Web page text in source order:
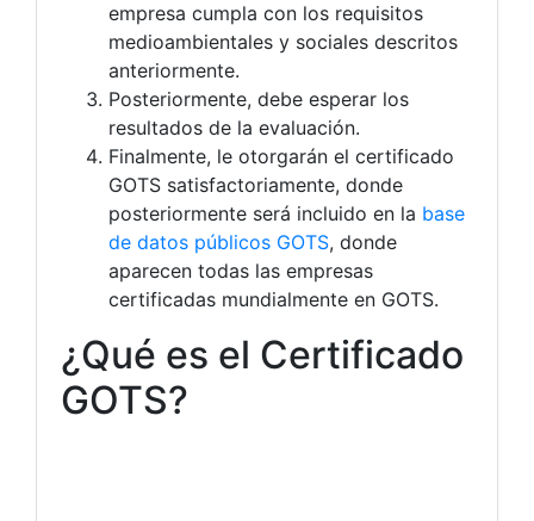
empresa cumpla con los requisitos
medioambientales y sociales descritos
anteriormente.
Posteriormente, debe esperar los
resultados de la evaluación.
Finalmente, le otorgarán el certificado
GOTS satisfactoriamente, donde
posteriormente será incluido en la base
de datos públicos GOTS, donde
aparecen todas las empresas
certificadas mundialmente en GOTS.
¿Qué es el Certificado
GOTS?